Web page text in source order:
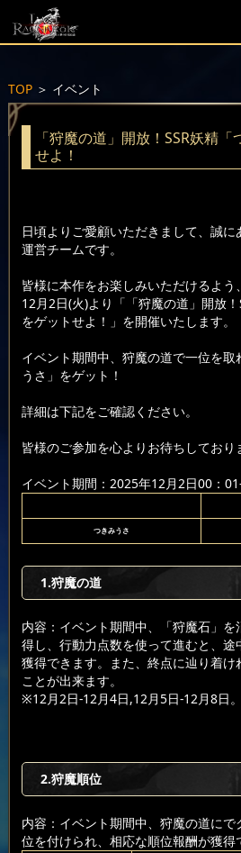
TOP＞ イベント
「狩魔の道」開放！SSR妖精
せよ！
日頃よりご愛顧いただきまして、誠に
運営チームです。
皆様に本作をお楽しみいただけるよう、
12月2日(火)より「「狩魔の道」開放！
をゲットせよ！」を開催いたします。
イベント期間中、狩魔の道で一位を
うさ」をゲット！
詳細は下記をご確認ください。
皆様のご参加を心よりお待ちしており
イベント期間：2025年12月2日00：
つきみうさ
1.狩魔の道
内容：イベント期間中、「狩魔石」
得し、行動力点数を使って進むと、
獲得できます。また、終点に辿り着
ことが出来ます。
※12月2日-12月4日,12月5日-12月8日。
2.狩魔順位
内容：イベント期間中、狩魔の道に
位を付けられ、相応な順位報酬が獲得